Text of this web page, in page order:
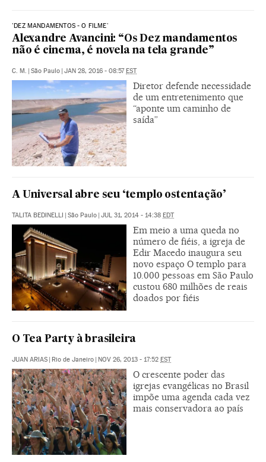
'DEZ MANDAMENTOS - O FILME'
Alexandre Avancini: “Os Dez mandamentos
não é cinema, é novela na tela grande”
C. M. | São Paulo | JAN 28, 2016 - 08:57EST
Diretor defende necessidade
de um entretenimento que
“aponte um caminho de
saída”
A Universal abre seu ‘templo ostentação’
TALITA BEDINELLI | São Paulo | JUL 31, 2014 - 14:38 EDT
Em meio a uma queda no
número de fiéis, a igreja de
Edir Macedo inaugura seu
novo espaço O templo para
10.000 pessoas em São Paulo
custou 680 milhões de reais
doados por fiéis
O Tea Party à brasileira
JUAN ARIAS | Rio de Janeiro | NOV 26, 2013 - 17:52 EST
O crescente poder das
igrejas evangélicas no Brasil
impõe uma agenda cada vez
mais conservadora ao país